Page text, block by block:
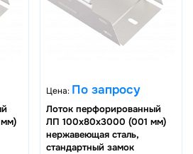
Цена: По запросу
Лоток перфорированный
ЛП 100х80х3000 (001 мм)
нержавеющая сталь,
стандартный замок